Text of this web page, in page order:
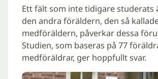
Ett fält som inte tidigare studerats
den andra föräldern, den så
medföräldern, påverkar dessa
Studien, som baseras på 77
medföräldrar, ger hoppfullt svar.